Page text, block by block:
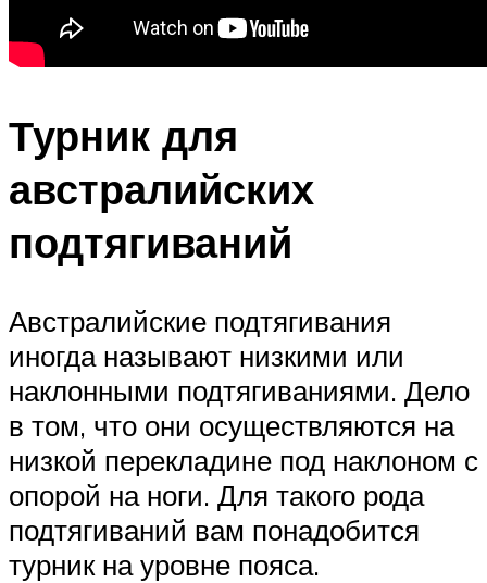
Турник для
австралийских
подтягиваний
Австралийские подтягивания
иногда называют низкими или
наклонными подтягиваниями. Дело
в том, что они осуществляются на
низкой перекладине под наклоном с
опорой на ноги. Для такого рода
подтягиваний вам понадобится
турник на уровне пояса.